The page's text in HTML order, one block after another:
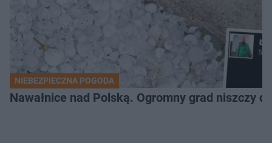
NIEBEZPIECZNA POGODA
Nawałnice nad Polską. Ogromny grad niszczy